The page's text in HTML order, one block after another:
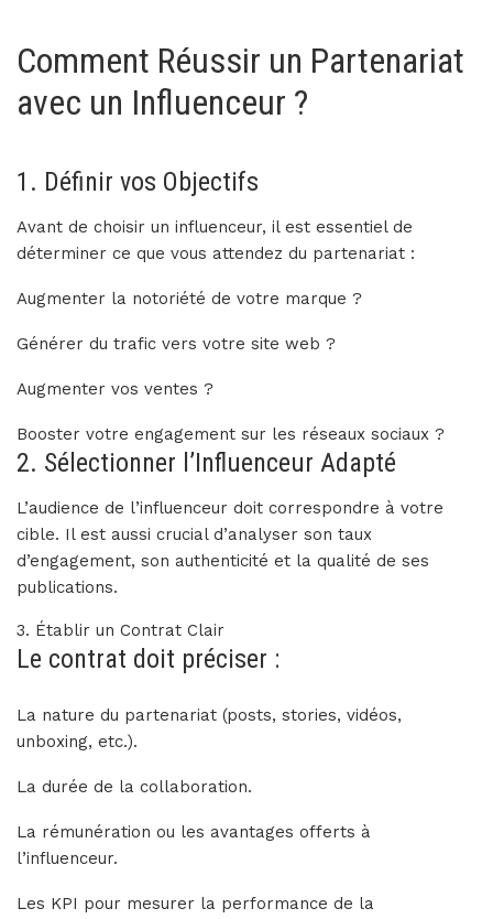
Comment Réussir un Partenariat
avec un Influenceur ?
1. Définir vos Objectifs
Avant de choisir un influenceur, il est essentiel de
déterminer ce que vous attendez du partenariat :
Augmenter la notoriété de votre marque ?
Générer du trafic vers votre site web ?
Augmenter vos ventes ?
Booster votre engagement sur les réseaux sociaux ?
2. Sélectionner l’Influenceur Adapté
L’audience de l’influenceur doit correspondre à votre
cible. Il est aussi crucial d’analyser son taux
d’engagement, son authenticité et la qualité de ses
publications.
3. Établir un Contrat Clair
Le contrat doit préciser :
La nature du partenariat (posts, stories, vidéos,
unboxing, etc.).
La durée de la collaboration.
La rémunération ou les avantages offerts à
l’influenceur.
Les KPI pour mesurer la performance de la